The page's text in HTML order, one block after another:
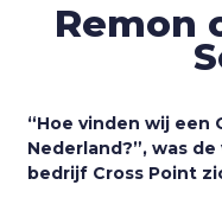
Remon
“Hoe vinden wij een
Nederland?”, was
bedrijf Cross Point